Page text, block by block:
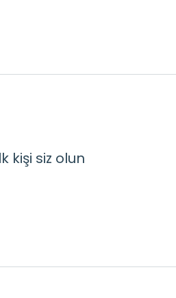
kişi siz olun